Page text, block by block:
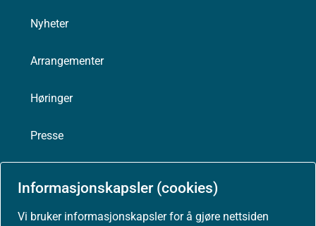
Informasjonskapsler (cookies)
Vi bruker informasjonskapsler for å gjøre nettsiden
Nyheter
Arrangementer
Høringer
Presse
Om nettstedet